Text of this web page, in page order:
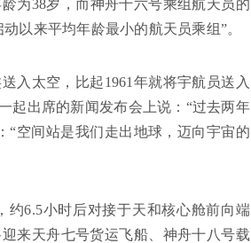
为38岁，而神舟十六号乘组航天员的
以来平均年龄最小的航天员乘组”。
入太空，比起1961年就将宇航员送入
起出席的新闻发布会上说：“过去两年
“空间站是我们走出地球，迈向宇宙的
约6.5小时后对接于天和核心舱前向端
来天舟七号货运飞船、神舟十八号载